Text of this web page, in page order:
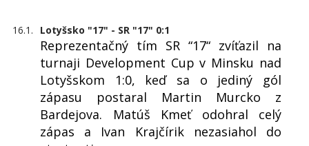
16.1. Lotyšsko "17" - SR "17" 0:1
Reprezentačný tím SR “17“ zvíťazil na
turnaji Development Cup v Minsku nad
Lotyšskom 1:0, keď sa o jediný gól
zápasu postaral Martin Murcko z
Bardejova. Matúš Kmeť odohral celý
zápas a Ivan Krajčírik nezasiahol do